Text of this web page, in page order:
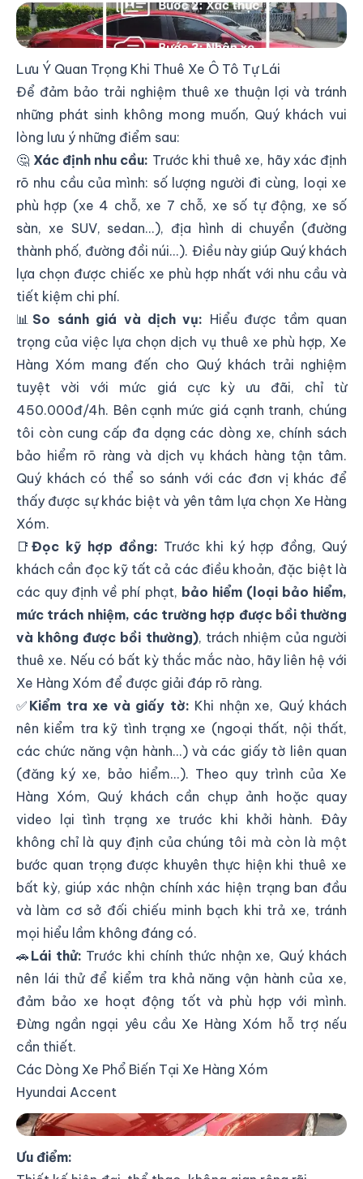
Quy Trình Thuê Xe Đơn Giản, Nhanh Chóng (Thủ Tục
Online 100%)
Lưu Ý Quan Trọng Khi Thuê Xe Ô Tô Tự Lái
Để đảm bảo trải nghiệm thuê xe thuận lợi và tránh
những phát sinh không mong muốn, Quý khách vui
lòng lưu ý những điểm sau:
🤔 Xác định nhu cầu: Trước khi thuê xe, hãy xác định
rõ nhu cầu của mình: số lượng người đi cùng, loại xe
phù hợp (xe 4 chỗ, xe 7 chỗ, xe số tự động, xe số
sàn, xe SUV, sedan...), địa hình di chuyển (đường
thành phố, đường đồi núi...). Điều này giúp Quý khách
lựa chọn được chiếc xe phù hợp nhất với nhu cầu và
tiết kiệm chi phí.
📊 So sánh giá và dịch vụ: Hiểu được tầm quan
trọng của việc lựa chọn dịch vụ thuê xe phù hợp, Xe
Hàng Xóm mang đến cho Quý khách trải nghiệm
tuyệt vời với mức giá cực kỳ ưu đãi, chỉ từ
450.000đ/4h. Bên cạnh mức giá cạnh tranh, chúng
tôi còn cung cấp đa dạng các dòng xe, chính sách
bảo hiểm rõ ràng và dịch vụ khách hàng tận tâm.
Quý khách có thể so sánh với các đơn vị khác để
thấy được sự khác biệt và yên tâm lựa chọn Xe Hàng
Xóm.
📑Đọc kỹ hợp đồng: Trước khi ký hợp đồng, Quý
khách cần đọc kỹ tất cả các điều khoản, đặc biệt là
các quy định về phí phạt, bảo hiểm (loại bảo hiểm,
mức trách nhiệm, các trường hợp được bồi thường
và không được bồi thường), trách nhiệm của người
thuê xe. Nếu có bất kỳ thắc mắc nào, hãy liên hệ với
Xe Hàng Xóm để được giải đáp rõ ràng.
✅ Kiểm tra xe và giấy tờ: Khi nhận xe, Quý khách
nên kiểm tra kỹ tình trạng xe (ngoại thất, nội thất,
các chức năng vận hành...) và các giấy tờ liên quan
(đăng ký xe, bảo hiểm...). Theo quy trình của Xe
Hàng Xóm, Quý khách cần chụp ảnh hoặc quay
video lại tình trạng xe trước khi khởi hành. Đây
không chỉ là quy định của chúng tôi mà còn là một
bước quan trọng được khuyên thực hiện khi thuê xe
bất kỳ, giúp xác nhận chính xác hiện trạng ban đầu
và làm cơ sở đối chiếu minh bạch khi trả xe, tránh
mọi hiểu lầm không đáng có.
🚗 Lái thử: Trước khi chính thức nhận xe, Quý khách
nên lái thử để kiểm tra khả năng vận hành của xe,
đảm bảo xe hoạt động tốt và phù hợp với mình.
Đừng ngần ngại yêu cầu Xe Hàng Xóm hỗ trợ nếu
cần thiết.
Các Dòng Xe Phổ Biến Tại Xe Hàng Xóm
Hyundai Accent
Thuê xe tự lái Hyundai Accent tại Xe Hàng Xóm
Ưu điểm: